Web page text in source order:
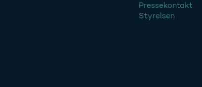
Pressekontakt
Styrelsen